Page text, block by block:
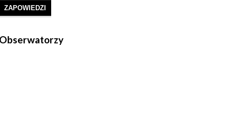
ZAPOWIEDZI
Obserwatorzy